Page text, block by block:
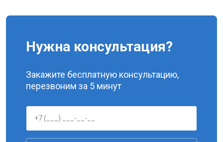
Нужна консультация?
Закажите бесплатную консультацию,
перезвоним за 5 минут